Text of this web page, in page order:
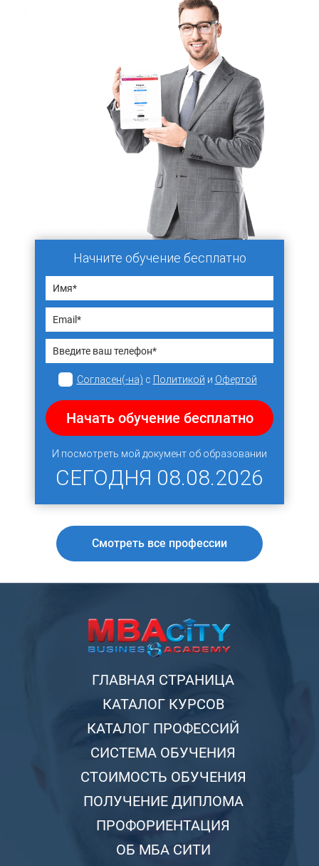
Начните обучение бесплатно
Согласен(-на) с Политикой и Офертой
Начать обучение бесплатно
И посмотреть мой документ об образовании
СЕГОДНЯ 08.08.2026
Смотреть все профессии
ГЛАВНАЯ СТРАНИЦА
КАТАЛОГ КУРСОВ
КАТАЛОГ ПРОФЕССИЙ
СИСТЕМА ОБУЧЕНИЯ
СТОИМОСТЬ ОБУЧЕНИЯ
ПОЛУЧЕНИЕ ДИПЛОМА
ПРОФОРИЕНТАЦИЯ
ОБ МБА СИТИ